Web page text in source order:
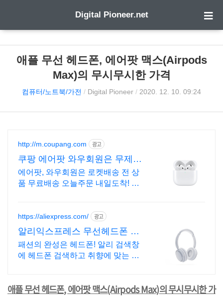
Digital Pioneer.net
애플 무선 헤드폰, 에어팟 맥스(Airpods
Max)의 무시무시한 가격
컴퓨터/노트북/가전 / Digital Pioneer / 2020. 12. 10. 09:24
http://m.coupang.com 광고
쿠팡 에어팟 와우회원은 무제한
무료 배송
에어팟, 와우회원은 로켓배송 전 상
품 무료배송 오늘주문 내일도착! 꼭
https://aliexpress.com/ 광고
알리익스프레스 무선헤드폰 알
리에서 찾는 헤드폰
패션의 완성은 헤드폰! 알리 검색창
에 헤드폰 검색하고 취향에 맞는 상
애플 무선 헤드폰,에어팟 맥스(Airpods Max)의 무시무시한 가